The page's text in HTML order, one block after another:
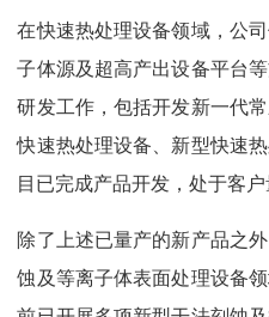
在快速热处理设备领域，公
子体源及超高产出设备平台
研发工作，包括开发新一代
快速热处理设备、新型快速
目已完成产品开发，处于客户
除了上述已量产的新产品之
蚀及等离子体表面处理设备